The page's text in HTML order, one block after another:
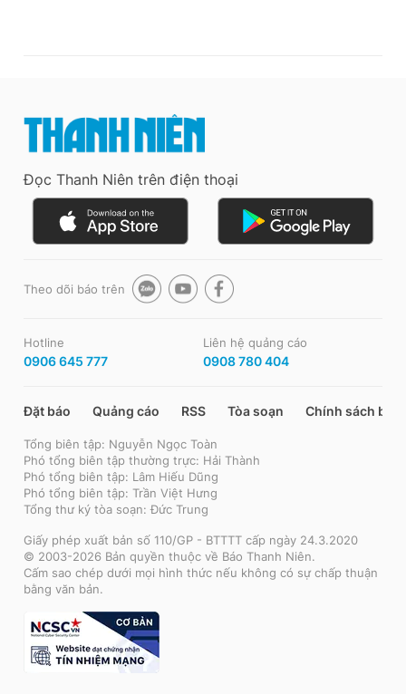
Đọc Thanh Niên trên điện thoại
Theo dõi báo trên
Hotline
0906 645 777
Liên hệ quảng cáo
0908 780 404
Đặt báo Quảng cáo RSS Tòa soạn Chính sách bảo
Tổng biên tập: Nguyễn Ngọc Toàn
Phó tổng biên tập thường trực: Hải Thành
Phó tổng biên tập: Lâm Hiếu Dũng
Phó tổng biên tập: Trần Việt Hưng
Tổng thư ký tòa soạn: Đức Trung
Giấy phép xuất bản số 110/GP - BTTTT cấp ngày 24.3.2020
© 2003-2026 Bản quyền thuộc về Báo Thanh Niên.
Cấm sao chép dưới mọi hình thức nếu không có sự chấp thuận
bằng văn bản.